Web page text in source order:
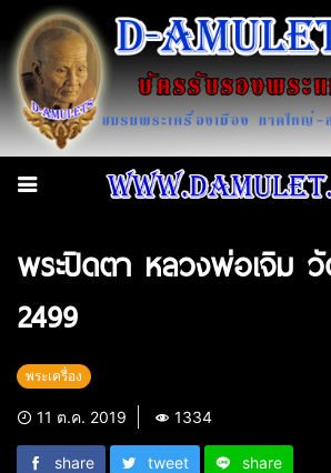
พระปิดตา หลวงพ่อเจิม
2499
พระเครื่อง
11 ต.ค. 2019 1334
share tweet share